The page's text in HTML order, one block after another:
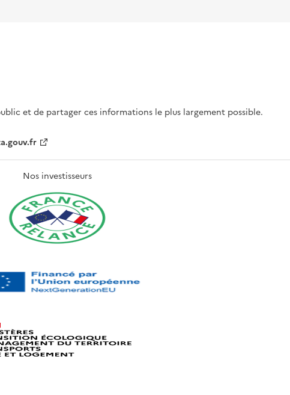
et de partager ces informations le plus largement possible.
Nos investisseurs